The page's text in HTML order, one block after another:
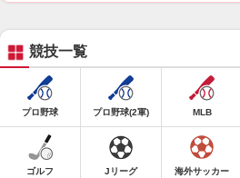
競技一覧
プロ野球 プロ野球(2軍) MLB
ゴルフ Jリーグ 海外サッカー